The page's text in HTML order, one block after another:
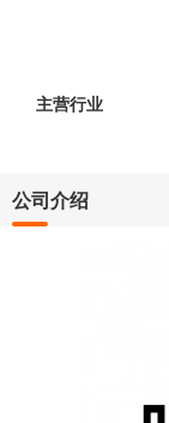
主营行业
公司介绍